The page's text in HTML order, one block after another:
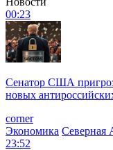
00:23
Сенатор США
новых
corner
Экономика Северная
23:52